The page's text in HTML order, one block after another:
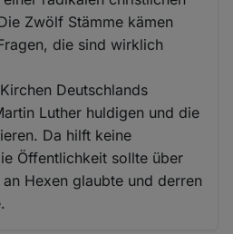
Zwölf Stämme kämen
die sind wirklich
Deutschlands
Luther huldigen und die
Da hilft keine
Öffentlichkeit sollte über
Hexen glaubte und derren